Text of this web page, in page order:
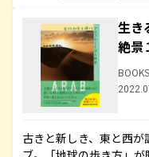
生き
絶景
古きと新しき、東と西